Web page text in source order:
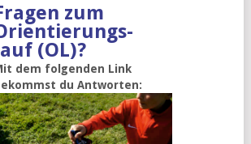
zum
lauf (OL)?
dem folgenden Link
du Antworten: